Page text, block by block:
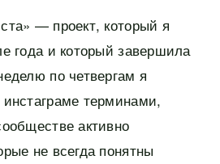
— проект, который я
года и который завершила
по четвергам я
терминами,
активно
не всегда понятны